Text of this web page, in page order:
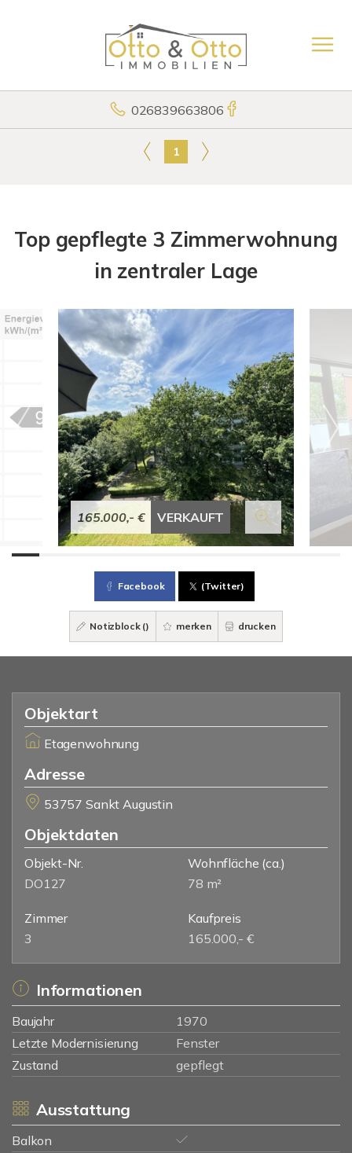
026839663806
1
Top gepflegte 3 Zimmerwohnung
in zentraler Lage
165.000,- € VERKAUFT
Facebook (Twitter)
Notizblock () merken drucken
Objektart
Etagenwohnung
Adresse
53757 Sankt Augustin
Objektdaten
Objekt-Nr.
DO127
Wohnfläche (ca.)
78 m²
Zimmer
3
Kaufpreis
165.000,- €
Informationen
Baujahr
1970
Letzte Modernisierung
Fenster
Zustand
gepflegt
Ausstattung
Balkon